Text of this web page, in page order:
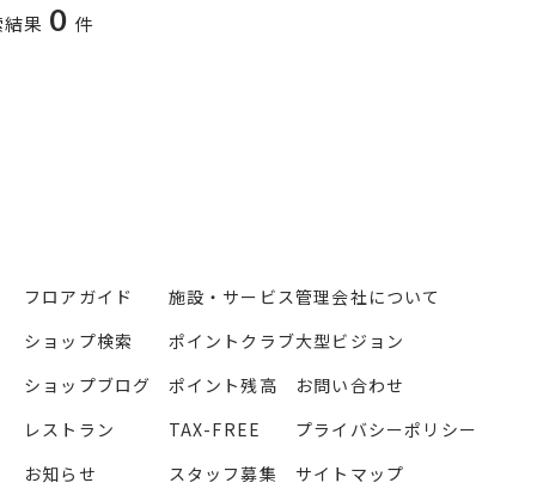
果 0 件
フロアガイド
ショップ検索
ショップブログ
レストラン
お知らせ
施設・サービス
ポイントクラブ
ポイント残高
TAX-FREE
スタッフ募集
管理会社について
大型ビジョン
お問い合わせ
プライバシーポリシー
サイトマップ